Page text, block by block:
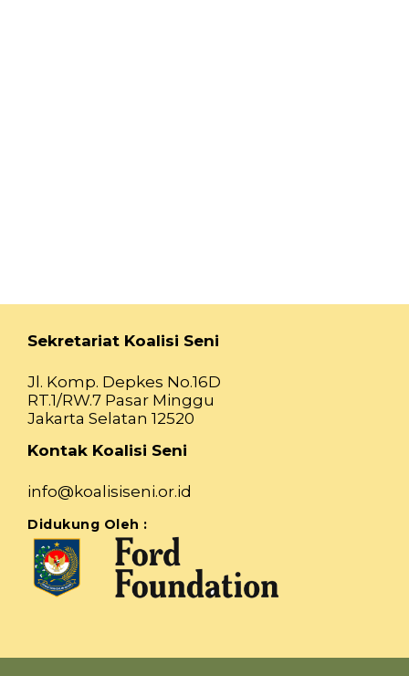
Sekretariat Koalisi Seni
Jl. Komp. Depkes No.16D
RT.1/RW.7 Pasar Minggu
Jakarta Selatan 12520
Kontak Koalisi Seni
info@koalisiseni.or.id
Didukung Oleh :